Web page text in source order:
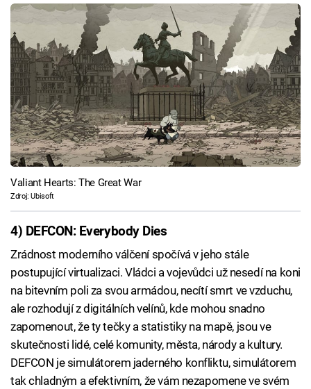
Valiant Hearts: The Great War
Zdroj: Ubisoft
4) DEFCON: Everybody Dies
Zrádnost moderního válčení spočívá v jeho stále
postupující virtualizaci. Vládci a vojevůdci už nesedí na koni
na bitevním poli za svou armádou, necítí smrt ve vzduchu,
ale rozhodují z digitálních velínů, kde mohou snadno
zapomenout, že ty tečky a statistiky na mapě, jsou ve
skutečnosti lidé, celé komunity, města, národy a kultury.
DEFCON je simulátorem jaderného konfliktu, simulátorem
tak chladným a efektivním, že vám nezapomene ve svém